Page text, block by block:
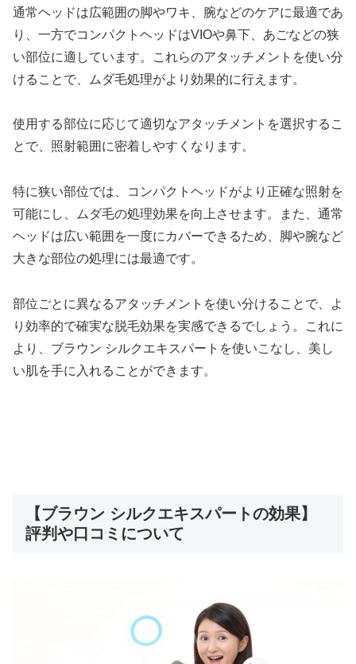
通常ヘッドは広範囲の脚やワキ、腕などのケアに最適であ
り、一方でコンパクトヘッドはVIOや鼻下、あごなどの狭
い部位に適しています。これらのアタッチメントを使い分
けることで、ムダ毛処理がより効果的に行えます。
使用する部位に応じて適切なアタッチメントを選択するこ
とで、照射範囲に密着しやすくなります。
特に狭い部位では、コンパクトヘッドがより正確な照射を
可能にし、ムダ毛の処理効果を向上させます。また、通常
ヘッドは広い範囲を一度にカバーできるため、脚や腕など
大きな部位の処理には最適です。
部位ごとに異なるアタッチメントを使い分けることで、よ
り効率的で確実な脱毛効果を実感できるでしょう。これに
より、ブラウン シルクエキスパートを使いこなし、美し
い肌を手に入れることができます。
【ブラウン シルクエキスパートの効果】
評判や口コミについて